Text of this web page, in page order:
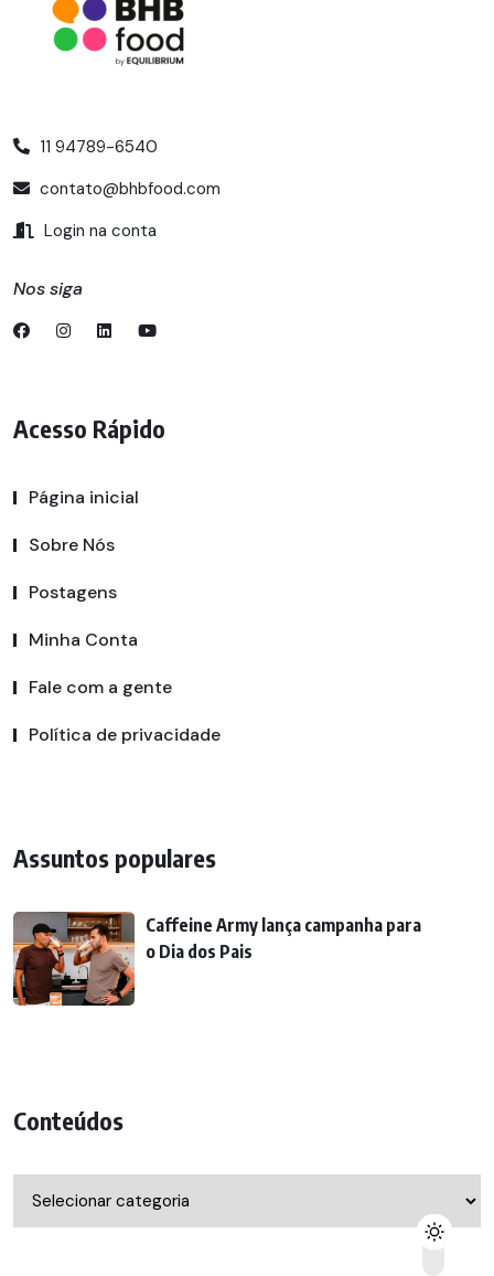
11 94789-6540
contato@bhbfood.com
Login na conta
Nos siga
Acesso Rápido
Página inicial
Sobre Nós
Postagens
Minha Conta
Fale com a gente
Política de privacidade
Assuntos populares
Caffeine Army lança campanha para
o Dia dos Pais
Conteúdos